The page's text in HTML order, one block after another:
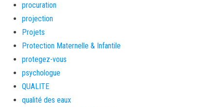
procuration
projection
Projets
Protection Maternelle & Infantile
protegez-vous
psychologue
QUALITE
qualité des eaux